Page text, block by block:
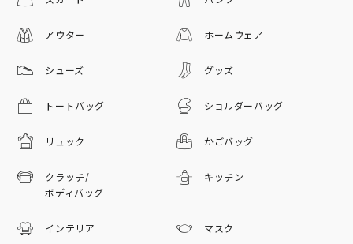
アウター ホームウェア
シューズ グッズ
トートバッグ ショルダーバッグ
リュック かごバッグ
クラッチ/
ボディバッグ
キッチン
インテリア マスク